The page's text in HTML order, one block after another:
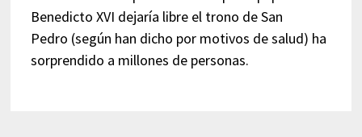
Benedicto XVI dejaría libre el trono de San
Pedro (según han dicho por motivos de salud) ha
sorprendido a millones de personas.